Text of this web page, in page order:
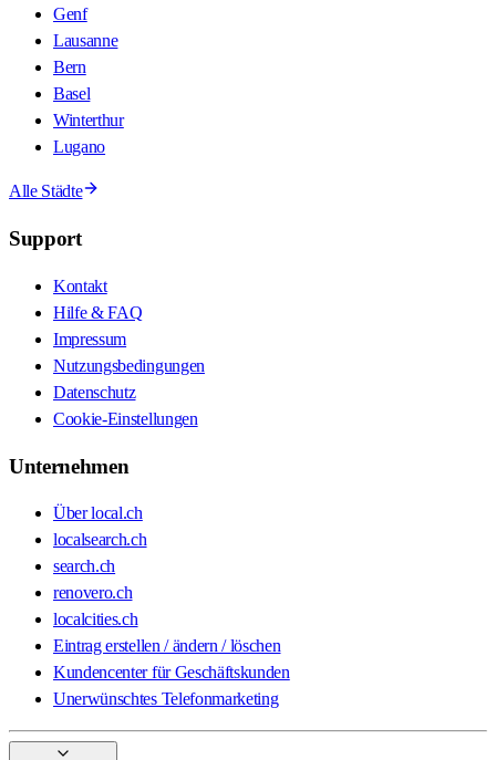
Genf
Lausanne
Bern
Basel
Winterthur
Lugano
Alle Städte
Support
Kontakt
Hilfe & FAQ
Impressum
Nutzungsbedingungen
Datenschutz
Cookie-Einstellungen
Unternehmen
Über local.ch
localsearch.ch
search.ch
renovero.ch
localcities.ch
Eintrag erstellen / ändern / löschen
Kundencenter für Geschäftskunden
Unerwünschtes Telefonmarketing